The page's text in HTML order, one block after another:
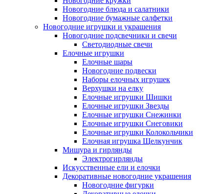
Новогодние блюда и салатники
Новогодние бумажные салфетки
Новогодние игрушки и украшения
Новогодние подсвечники и свечи
Светодиодные свечи
Елочные игрушки
Елочные шары
Новогодние подвески
Наборы елочных игрушек
Верхушки на елку
Елочные игрушки Шишки
Елочные игрушки Звезды
Елочные игрушки Снежинки
Елочные игрушки Снеговики
Елочные игрушки Колокольчики
Елочная игрушка Щелкунчик
Мишура и гирлянды
Электрогирлянды
Искусственные ели и елочки
Декоративные новогодние украшения
Новогодние фигурки